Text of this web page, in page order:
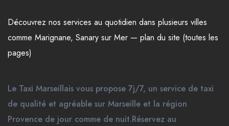
Découvrez nos services au quotidien dans plusieurs villes
comme Marignane, Sanary sur Mer — plan du site (toutes les
pages)
Le Taxi Marseillais vous propose 7j/7, un service de taxi
de qualité et agréable sur Marseille et la région
Provence de jour comme de nuit.Réservez au